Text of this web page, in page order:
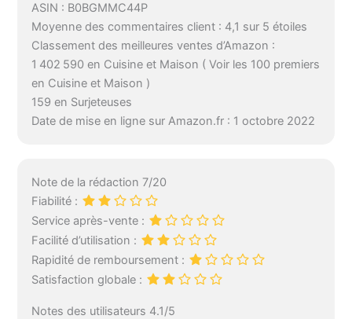
ASIN : B0BGMMC44P
Moyenne des commentaires client : 4,1 sur 5 étoiles
Classement des meilleures ventes d’Amazon :
1 402 590 en Cuisine et Maison ( Voir les 100 premiers
en Cuisine et Maison )
159 en Surjeteuses
Date de mise en ligne sur Amazon.fr : 1 octobre 2022
Note de la rédaction 7/20
Fiabilité :
Service après-vente :
Facilité d’utilisation :
Rapidité de remboursement :
Satisfaction globale :
Notes des utilisateurs 4.1/5